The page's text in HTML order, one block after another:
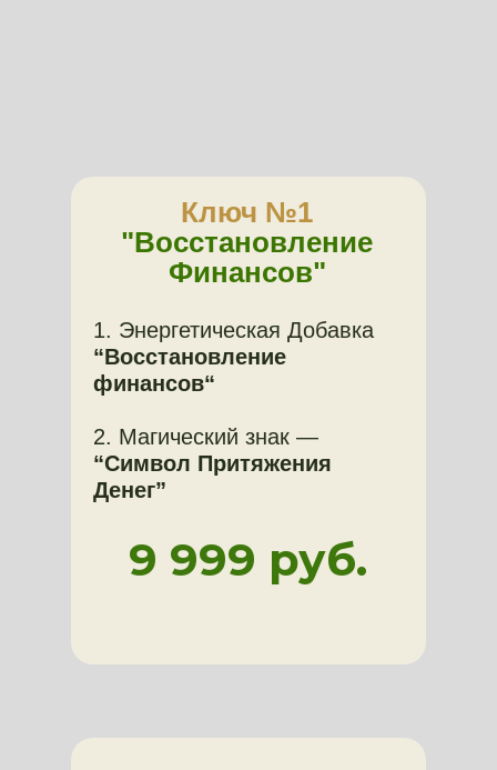
1. Энергетическая Добавка
“Восстановление
финансов“
2. Магический знак —
“Символ Притяжения
Денег”
9 999 руб.
Ключ №1
"Восстановление
Финансов"